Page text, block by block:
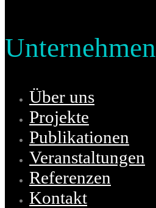
Unternehmen
Über uns
Projekte
Publikationen
Veranstaltungen
Referenzen
Kontakt